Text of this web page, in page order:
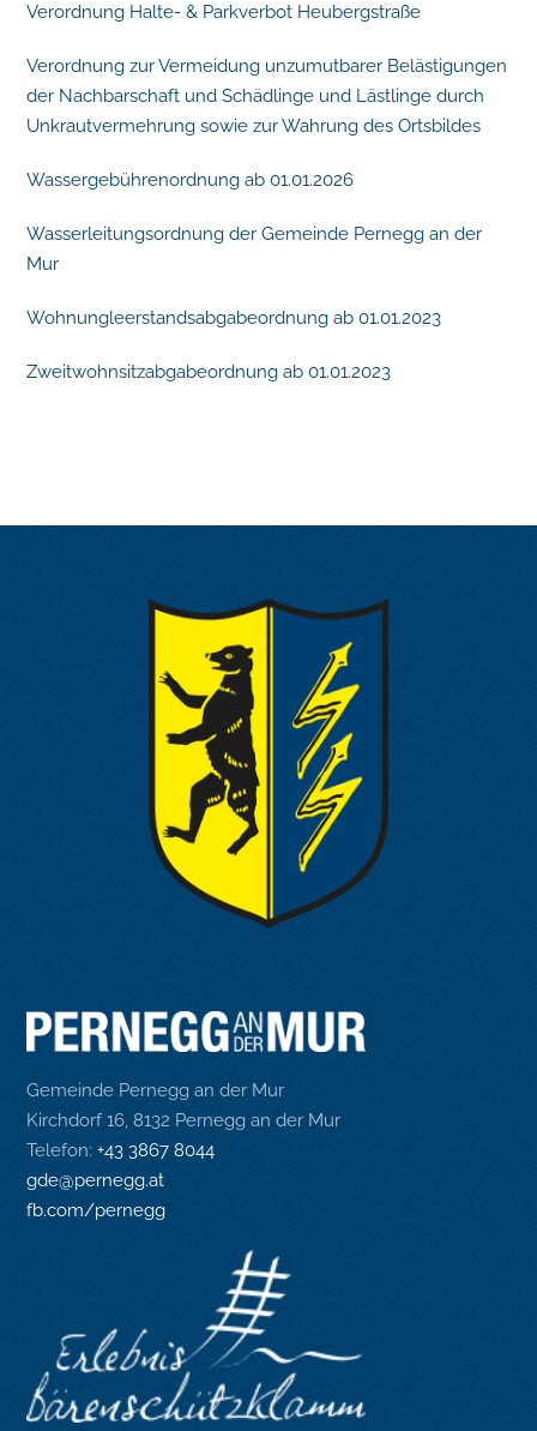
Verordnung Halte- & Parkverbot Heubergstraße
Verordnung zur Vermeidung unzumutbarer Belästigungen
der Nachbarschaft und Schädlinge und Lästlinge durch
Unkrautvermehrung sowie zur Wahrung des Ortsbildes
Wassergebührenordnung ab 01.01.2026
Wasserleitungsordnung der Gemeinde Pernegg an der
Mur
Wohnungleerstandsabgabeordnung ab 01.01.2023
Zweitwohnsitzabgabeordnung ab 01.01.2023
Gemeinde Pernegg an der Mur
Kirchdorf 16, 8132 Pernegg an der Mur
Telefon:+43 3867 8044
gde@pernegg.at
fb.com/pernegg